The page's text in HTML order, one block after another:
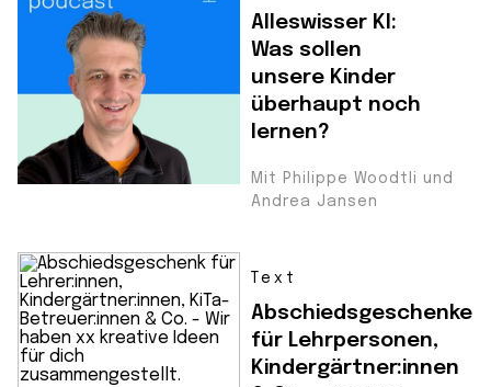
Alleswisser KI:
Was sollen
unsere Kinder
überhaupt noch
lernen?
Mit Philippe Woodtli und
Andrea Jansen
Text
Abschiedsgeschenke
für Lehrpersonen,
Kindergärtner:innen